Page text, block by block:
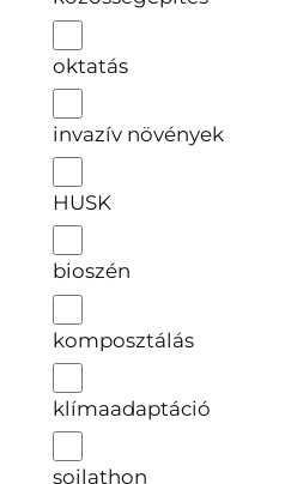
oktatás
invazív növények
HUSK
bioszén
komposztálás
klímaadaptáció
soilathon